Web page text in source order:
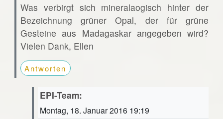
Was verbirgt sich mineralaogisch hinter der
Bezeichnung grüner Opal, der für grüne
Gesteine aus Madagaskar angegeben wird?
Vielen Dank, Ellen
Antworten
EPI-Team:
Montag, 18. Januar 2016 19:19